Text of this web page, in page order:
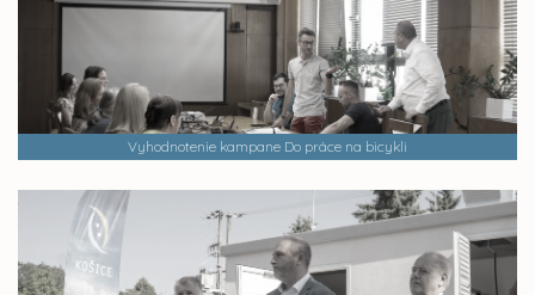
Vyhodnotenie kampane Do práce na bicykli